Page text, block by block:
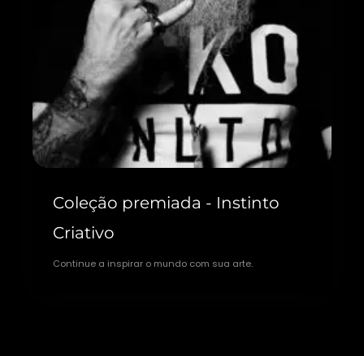
Coleção premiada - Instinto
Criativo
Continue a inspirar o mundo com sua arte.